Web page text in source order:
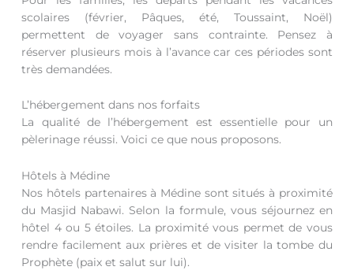
scolaires (février, Pâques, été, Toussaint, Noël)
permettent de voyager sans contrainte. Pensez à
réserver plusieurs mois à l’avance car ces périodes sont
très demandées.
L’hébergement dans nos forfaits
La qualité de l’hébergement est essentielle pour un
pèlerinage réussi. Voici ce que nous proposons.
Hôtels à Médine
Nos hôtels partenaires à Médine sont situés à proximité
du Masjid Nabawi. Selon la formule, vous séjournez en
hôtel 4 ou 5 étoiles. La proximité vous permet de vous
rendre facilement aux prières et de visiter la tombe du
Prophète (paix et salut sur lui).